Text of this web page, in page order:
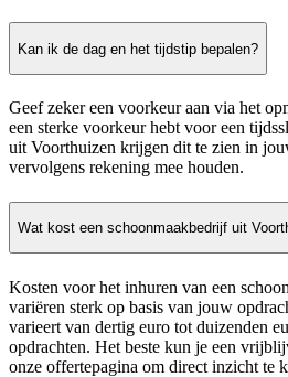
Kan ik de dag en het tijdstip bepalen?
Geef zeker een voorkeur aan via het
een sterke voorkeur hebt voor een
uit Voorthuizen krijgen dit te zien in
vervolgens rekening mee houden.
Wat kost een schoonmaakbedrijf uit
Kosten voor het inhuren van een
variëren sterk op basis van jouw
varieert van dertig euro tot duizenden
opdrachten. Het beste kun je een
onze offertepagina om direct inzicht te